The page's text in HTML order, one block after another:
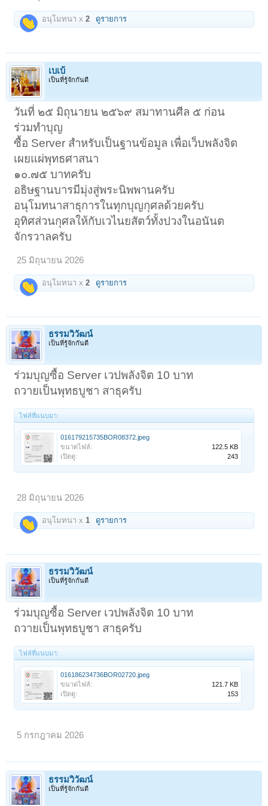
อนุโมทนา x2 ดูรายการ
เบเบ้
เป็นที่รู้จักกันดี
วันที่ ๒๕ มิถุนายน ๒๕๖๙ สมาทานศีล ๕ ก่อน
ร่วมทำบุญ
ซื้อ Server สำหรับเป็นฐานข้อมูล เพื่อเว็บพลังจิต
เผยแผ่พุทธศาสนา
๑๐.๗๕ บาทครับ
อธิษฐานบารมีมุ่งสู่พระนิพพานครับ
อนุโมทนาสาธุการในทุกบุญกุศลด้วยครับ
อุทิศส่วนกุศลให้กับเวไนยสัตว์ทั้งปวงในอนันต
จักรวาลครับ
25 มิถุนายน 2026
อนุโมทนา x2 ดูรายการ
ธรรมวิวัฒน์
เป็นที่รู้จักกันดี
ร่วมบุญซื้อ Server เวปพลังจิต 10 บาท
ถวายเป็นพุทธบูชา สาธุครับ
ไฟล์ที่แนบมา:
016179215735BOR08372.jpeg
ขนาดไฟล์:
122.5 KB
เปิดดู:
243
28 มิถุนายน 2026
อนุโมทนา x 1 ดูรายการ
ธรรมวิวัฒน์
เป็นที่รู้จักกันดี
ร่วมบุญซื้อ Server เวปพลังจิต 10 บาท
ถวายเป็นพุทธบูชา สาธุครับ
ไฟล์ที่แนบมา:
016186234736BOR02720.jpeg
ขนาดไฟล์:
121.7 KB
เปิดดู:
153
5 กรกฎาคม 2026
ธรรมวิวัฒน์
เป็นที่รู้จักกันดี